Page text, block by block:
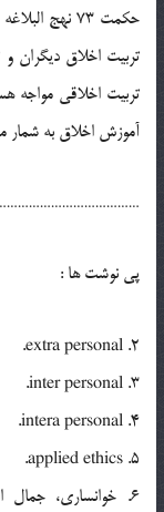
حکمت 73
تربيت اخلاق ديگران و
تربيت اخلاقي مواجه
آموزش اخلاق به شمار
پي نوشت ها :
2. extra personal.
3. inter personal.
4. intera personal.
5. applied ethics.
6. خوانساري،